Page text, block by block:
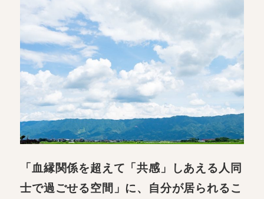
「血縁関係を超えて「共感」しあえる人同
士で過ごせる空間」に、自分が居られるこ